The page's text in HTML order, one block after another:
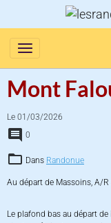
Mont
Le 01/03/2026
0
Dans Randonue
Au départ de Massoins, A/
Le plafond bas au départ